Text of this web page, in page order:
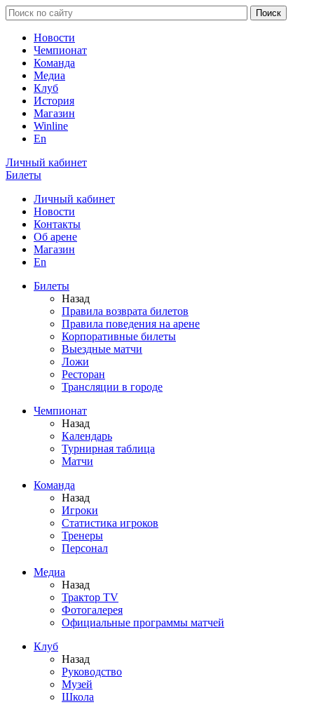
Новости
Чемпионат
Команда
Медиа
Клуб
История
Магазин
Winline
En
Личный кабинет
Билеты
Личный кабинет
Новости
Контакты
Об арене
Магазин
En
Билеты
Назад
Правила возврата билетов
Правила поведения на арене
Корпоративные билеты
Выездные матчи
Ложи
Ресторан
Трансляции в городе
Чемпионат
Назад
Календарь
Турнирная таблица
Матчи
Команда
Назад
Игроки
Статистика игроков
Тренеры
Персонал
Медиа
Назад
Трактор TV
Фотогалерея
Официальные программы матчей
Клуб
Назад
Руководство
Музей
Школа